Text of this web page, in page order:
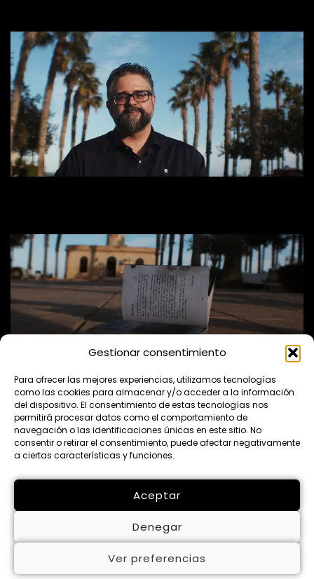
Gestionar consentimiento
Para ofrecer las mejores experiencias, utilizamos tecnologías
como las cookies para almacenar y/o acceder a la información
del dispositivo. El consentimiento de estas tecnologías nos
permitirá procesar datos como el comportamiento de
navegación o las identificaciones únicas en este sitio. No
consentir o retirar el consentimiento, puede afectar negativamente
a ciertas características y funciones.
Aceptar
Denegar
Ver preferencias
© 2026 Wimao. Todos los derechos reservados.
Aviso Legal
Política de Privacidad